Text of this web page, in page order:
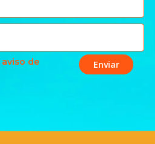
aviso de